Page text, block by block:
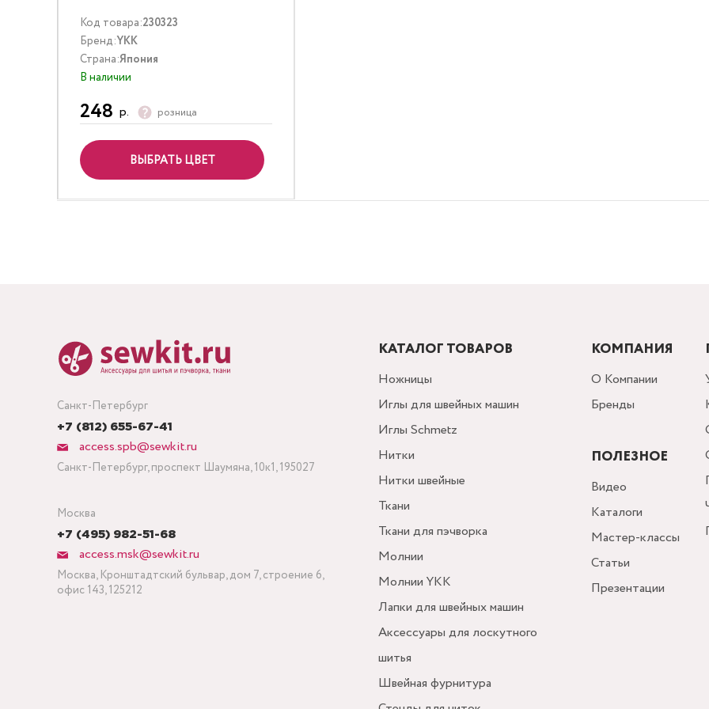
Код товара:230323
Бренд:YKK
Страна:Япония
В наличии
248 р. розница
ВЫБРАТЬ ЦВЕТ
Санкт-Петербург
+7 (812) 655-67-41
access.spb@sewkit.ru
Санкт-Петербург, проспект Шаумяна, 10к1, 195027
Москва
+7 (495) 982-51-68
access.msk@sewkit.ru
Москва, Кронштадтский бульвар, дом 7, строение 6,
офис 143, 125212
КАТАЛОГ ТОВАРОВ
Ножницы
Иглы для швейных машин
Иглы Schmetz
Нитки
Нитки швейные
Ткани
Ткани для пэчворка
Молнии
Молнии YKK
Лапки для швейных машин
Аксессуары для лоскутного
шитья
Швейная фурнитура
КОМПАНИЯ
О Компании
Бренды
ПОЛЕЗНОЕ
Видео
Каталоги
Мастер-классы
Статьи
Презентации